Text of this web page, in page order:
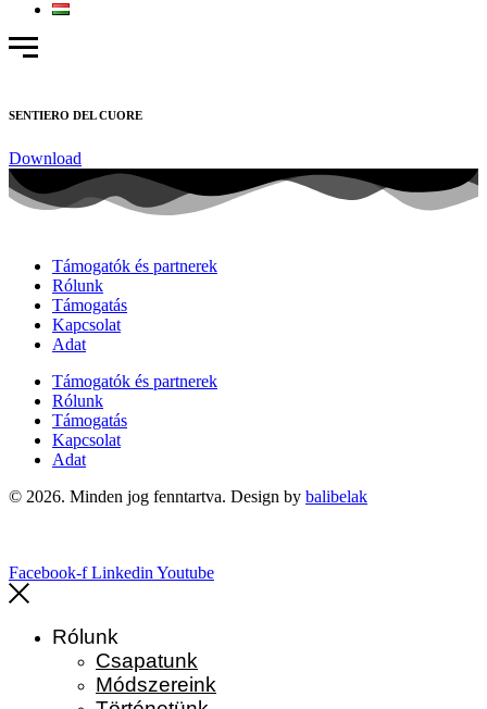
SENTIERO DEL CUORE
Download
Támogatók és partnerek
Rólunk
Támogatás
Kapcsolat
Adat
Támogatók és partnerek
Rólunk
Támogatás
Kapcsolat
Adat
© 2026. Minden jog fenntartva. Design by balibelak
Facebook-f Linkedin Youtube
Rólunk
Csapatunk
Módszereink